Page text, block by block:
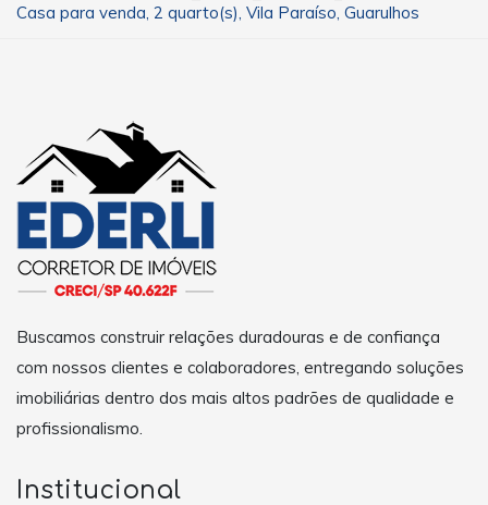
Casa para venda, 2 quarto(s), Vila Paraíso, Guarulhos
Buscamos construir relações duradouras e de confiança
com nossos clientes e colaboradores, entregando soluções
imobiliárias dentro dos mais altos padrões de qualidade e
profissionalismo.
Institucional